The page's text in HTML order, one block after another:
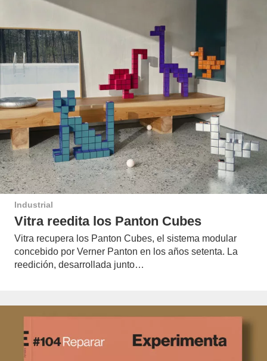
Industrial
Vitra reedita los Panton Cubes
Vitra recupera los Panton Cubes, el sistema modular
concebido por Verner Panton en los años setenta. La
reedición, desarrollada junto…